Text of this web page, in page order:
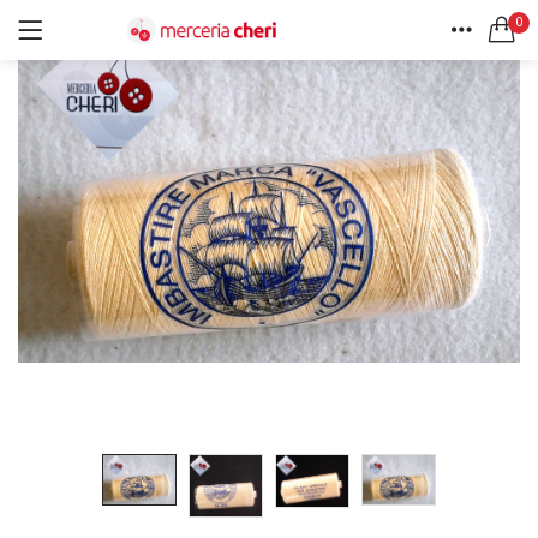
0
HOME
ACCOUNT
ACCEDI REGISTRATI
Ricordami
CERCA IN:
Tutte le categorie
Accessori Design (56)
Accessori merceria (94)
Cesti portalavoro (8)
Aghi e spilli (24)
Applicazioni (26)
Borse (6)
Bottoni Vintage (204)
Alamari (5)
Calze collant donna (24)